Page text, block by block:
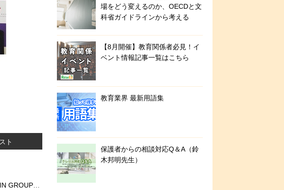
ト
部活動地域移行、指導の質を可視化…CIN GROUPとFCEが業務提携
場をどう変えるのか、OECDと文
科省ガイドラインから考える
【8月開催】教育関係者必見！イ
ベント情報記事一覧はこちら
教育業界 最新用語集
保護者からの相談対応Q＆A（鈴
木邦明先生）